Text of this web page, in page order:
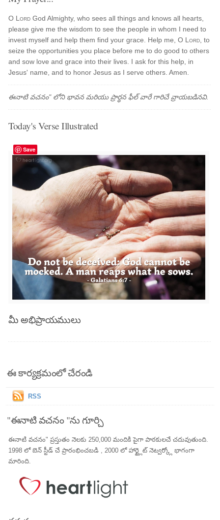
O Lord God Almighty, who sees all things and knows all hearts,
please give me the wisdom to see the people in whom I need to
invest myself and help them find your grace. Help me, O Lord , to
seize the opportunities you place before me to do good to others
and sow love and grace into their lives. I ask for this help, in
Jesus' name, and to honor Jesus as I serve others. Amen.
ఈనాటి వచనం" లోని భావన మరియు ప్రార్థన ఫీల్ వారే గారిచే వ్రాయబడినవి.
Today's Verse Illustrated
Save
మీ అభిప్రాయములు
ఈ కార్యక్రమంలో చేరండి
RSS
"ఈనాటి వచనం "ను గూర్చి
ఈనాటి వచనం" ప్రస్తుతం నెలకు 250,000 మందికి పైగా పాఠకులచే చదువుతుంది.
1998 లో బెన్ స్టీడ్ చే ప్రారంభించబడి , 2000 లో హార్ట్లైట్ నెట్వర్క్లో భాగంగా
మారింది.